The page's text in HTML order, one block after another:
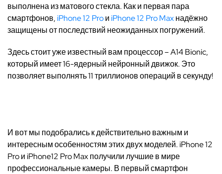
выполнена из матового стекла. Как и первая пара
смартфонов,iPhone 12 ProиiPhone 12 Pro Maxнадёжно
защищены от последствий неожиданных погружений.
Здесь стоит уже известный вам процессор – A14 Bionic,
который имеет 16-ядерный нейронный движок. Это
позволяет выполнять 11 триллионов операций в секунду!
И вот мы подобрались к действительно важным и
интересным особенностям этих двух моделей. iPhone 12
Pro и iPhone12 Pro Max получили лучшие в мире
профессиональные камеры. В первый смартфон